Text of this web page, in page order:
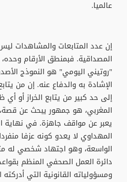
عالميا.
إن عدد المتابعات والمشاهدات
المصداقية. فبمنطق الأرقام
"روتيني اليومي" هو النموذج
الإشادة به والدفاع عنه. إن من
إلى حد كبير من يتابع الخراز أو
المغربي، هو جمهور يبحث عن
يعبر عن مواقف جاهزة. في نهاية
المهداوي لا يعدو كونه عزفا
الواسعة، وهو اجتهاد شخصي له
دائرة العمل الصحفي المنظم
ومسؤولياته القانونية التي